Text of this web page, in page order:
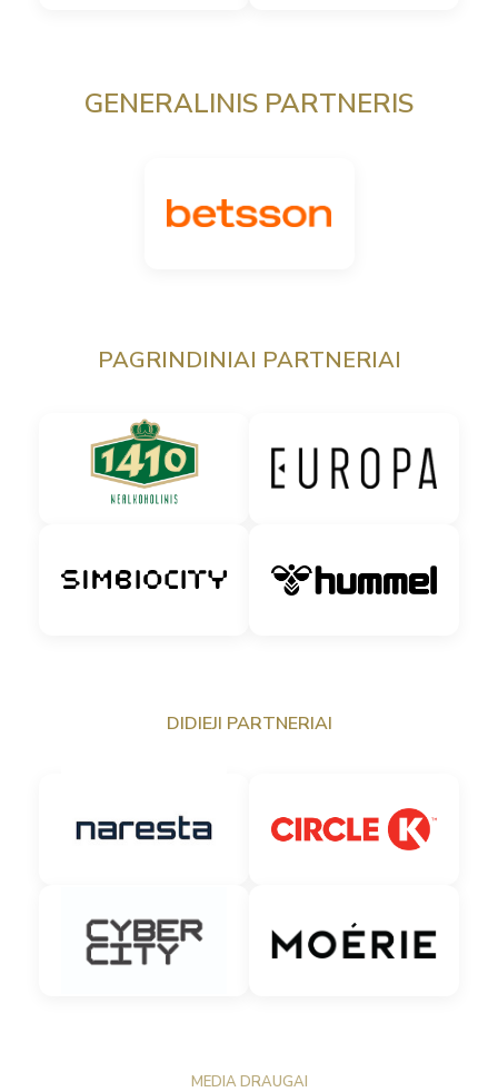
GENERALINIS PARTNERIS
PAGRINDINIAI PARTNERIAI
DIDIEJI PARTNERIAI
MEDIA DRAUGAI